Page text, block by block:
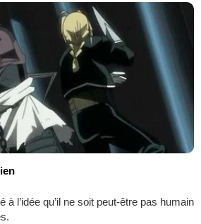
à l’idée qu’il ne soit peut-être pas humain